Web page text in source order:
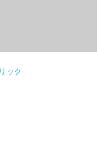
ック